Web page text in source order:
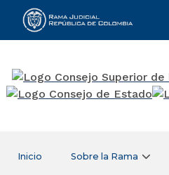
Rama Judicial
Inicio Sobre la Rama